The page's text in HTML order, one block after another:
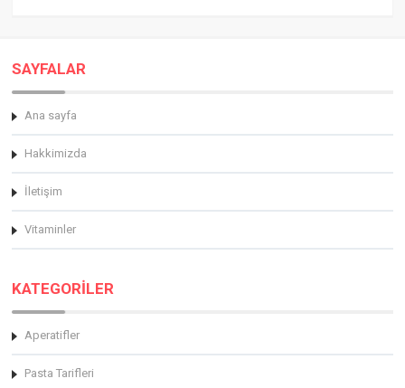
SAYFALAR
Ana sayfa
Hakkimizda
İletişim
Vitaminler
KATEGORİLER
Aperatifler
Pasta Tarifleri